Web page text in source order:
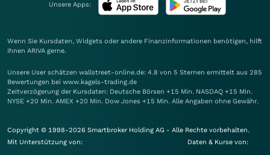
Unsere Apps:
Wenn Sie Kursdaten, Widgets oder andere Finanzinformationen benötigen, hilft
Ihnen ARIVA gerne.
Unsere User schätzen wallstreet-online.de: 4.8 von 5 Sternen ermittelt aus 285
Bewertungen bei www.kagels-trading.de
Zeitverzögerung der Kursdaten: Deutsche Börsen +15 Min. NASDAQ +15 Min.
NYSE +20 Min. AMEX +20 Min. Dow Jones +15 Min. Alle Angaben ohne Gewähr.
Copyright © 1998-2026 Smartbroker Holding AG - Alle Rechte vorbehalten.
Mit Unterstützung von:
Daten & Kurse von: